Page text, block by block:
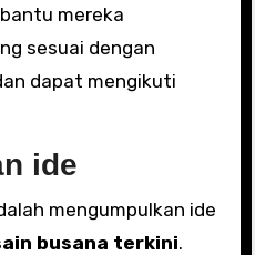
mereka
sesuai dengan
dapat mengikuti
ide
mengumpulkan ide
busana terkini.